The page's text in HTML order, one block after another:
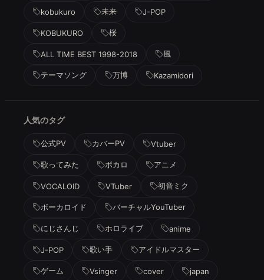
kobukuro 未来 J-POP
KOBUKURO 桜
ALL TIME BEST 1998-2018 風
テーマソング 万博 Kazamidori
人気のタグ
公式PV カバーPV Vtuber
歌ってみた ボカロ アニメ
VOCALOID VTuber 初音ミク
ボーカロイド バーチャルYouTuber
にじさんじ ホロライブ anime
J-POP 歌い手 アイドルマスター
ゲーム Vsinger cover japan